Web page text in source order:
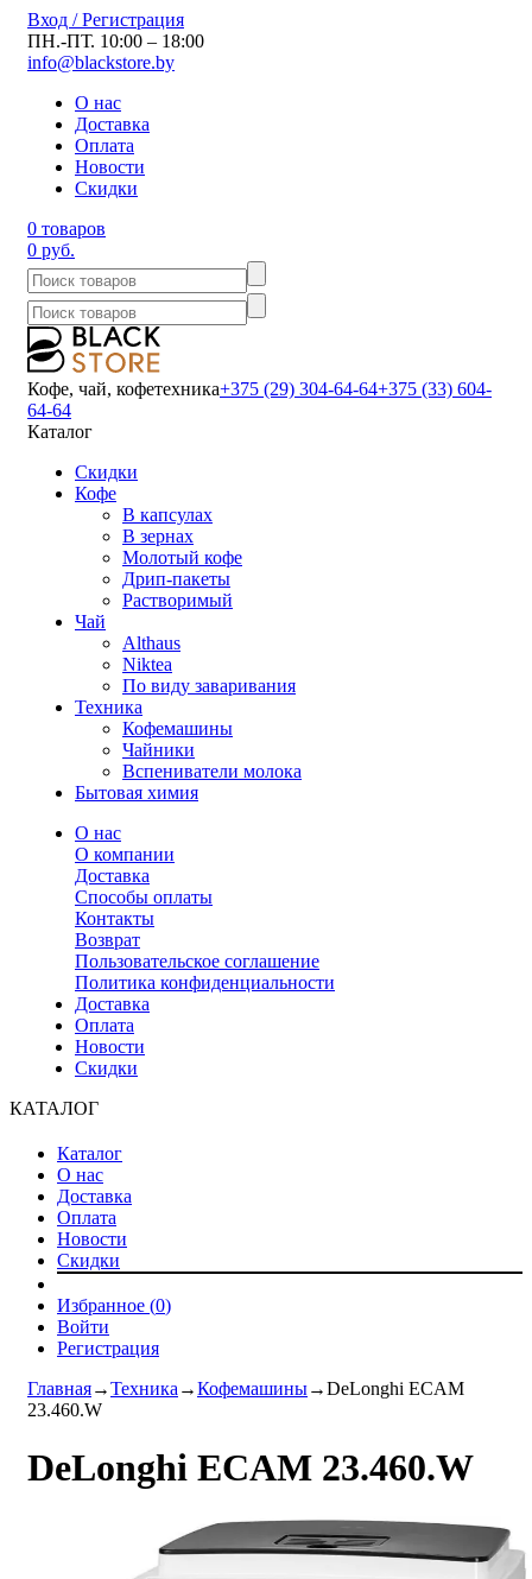
Вход / Регистрация
ПН.-ПТ. 10:00 – 18:00
info@blackstore.by
О нас
Доставка
Оплата
Новости
Скидки
0 товаров
0 руб.
Кофе, чай, кофетехника+375 (29) 304-64-64+375 (33) 604-
64-64
Каталог
Скидки
Кофе
В капсулах
В зернах
Молотый кофе
Дрип-пакеты
Растворимый
Чай
Althaus
Niktea
По виду заваривания
Техника
Кофемашины
Чайники
Вспениватели молока
Бытовая химия
О нас
О компании
Доставка
Способы оплаты
Контакты
Возврат
Пользовательское соглашение
Политика конфиденциальности
Доставка
Оплата
Новости
Скидки
КАТАЛОГ
Каталог
О нас
Доставка
Оплата
Новости
Скидки
Избранное (0)
Войти
Регистрация
Главная→Техника →Кофемашины→DeLonghi ECAM
23.460.W
DeLonghi ECAM 23.460.W